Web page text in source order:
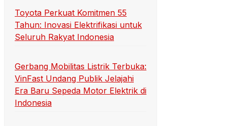
Toyota Perkuat Komitmen 55
Tahun: Inovasi Elektrifikasi untuk
Seluruh Rakyat Indonesia
Gerbang Mobilitas Listrik Terbuka:
VinFast Undang Publik Jelajahi
Era Baru Sepeda Motor Elektrik di
Indonesia